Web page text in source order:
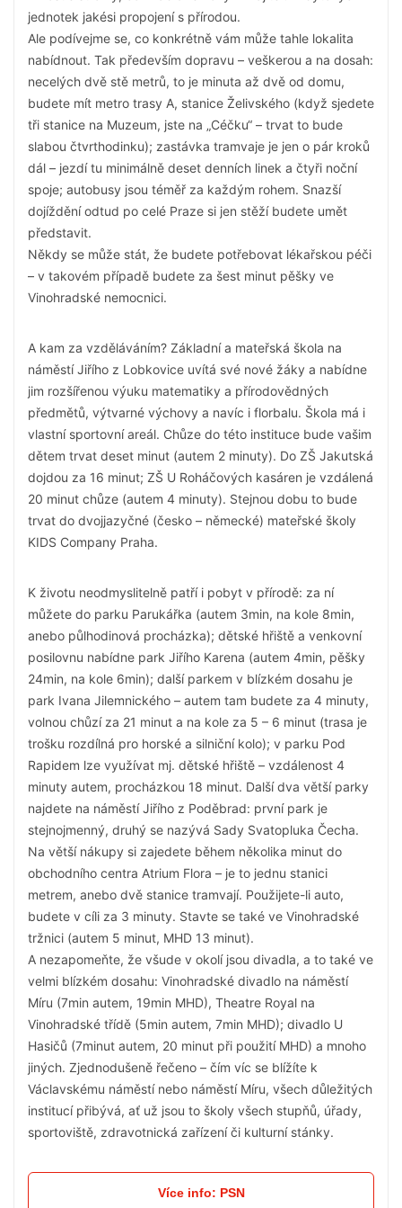
jednotek jakési propojení s přírodou.
Ale podívejme se, co konkrétně vám může tahle lokalita
nabídnout. Tak především dopravu – veškerou a na dosah:
necelých dvě stě metrů, to je minuta až dvě od domu,
budete mít metro trasy A, stanice Želivského (když sjedete
tři stanice na Muzeum, jste na „Céčku“ – trvat to bude
slabou čtvrthodinku); zastávka tramvaje je jen o pár kroků
dál – jezdí tu minimálně deset denních linek a čtyři noční
spoje; autobusy jsou téměř za každým rohem. Snazší
dojíždění odtud po celé Praze si jen stěží budete umět
představit.
Někdy se může stát, že budete potřebovat lékařskou péči
– v takovém případě budete za šest minut pěšky ve
Vinohradské nemocnici.
A kam za vzděláváním? Základní a mateřská škola na
náměstí Jiřího z Lobkovice uvítá své nové žáky a nabídne
jim rozšířenou výuku matematiky a přírodovědných
předmětů, výtvarné výchovy a navíc i florbalu. Škola má i
vlastní sportovní areál. Chůze do této instituce bude vašim
dětem trvat deset minut (autem 2 minuty). Do ZŠ Jakutská
dojdou za 16 minut; ZŠ U Roháčových kasáren je vzdálená
20 minut chůze (autem 4 minuty). Stejnou dobu to bude
trvat do dvojjazyčné (česko – německé) mateřské školy
KIDS Company Praha.
K životu neodmyslitelně patří i pobyt v přírodě: za ní
můžete do parku Parukářka (autem 3min, na kole 8min,
anebo půlhodinová procházka); dětské hřiště a venkovní
posilovnu nabídne park Jiřího Karena (autem 4min, pěšky
24min, na kole 6min); další parkem v blízkém dosahu je
park Ivana Jilemnického – autem tam budete za 4 minuty,
volnou chůzí za 21 minut a na kole za 5 – 6 minut (trasa je
trošku rozdílná pro horské a silniční kolo); v parku Pod
Rapidem lze využívat mj. dětské hřiště – vzdálenost 4
minuty autem, procházkou 18 minut. Další dva větší parky
najdete na náměstí Jiřího z Poděbrad: první park je
stejnojmenný, druhý se nazývá Sady Svatopluka Čecha.
Na větší nákupy si zajedete během několika minut do
obchodního centra Atrium Flora – je to jednu stanici
metrem, anebo dvě stanice tramvají. Použijete-li auto,
budete v cíli za 3 minuty. Stavte se také ve Vinohradské
tržnici (autem 5 minut, MHD 13 minut).
A nezapomeňte, že všude v okolí jsou divadla, a to také ve
velmi blízkém dosahu: Vinohradské divadlo na náměstí
Míru (7min autem, 19min MHD), Theatre Royal na
Vinohradské třídě (5min autem, 7min MHD); divadlo U
Hasičů (7minut autem, 20 minut při použití MHD) a mnoho
jiných. Zjednodušeně řečeno – čím víc se blížíte k
Václavskému náměstí nebo náměstí Míru, všech důležitých
institucí přibývá, ať už jsou to školy všech stupňů, úřady,
sportoviště, zdravotnická zařízení či kulturní stánky.
Více info: PSN